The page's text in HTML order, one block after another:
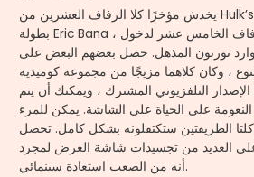
يخدش مؤخرًا كلا الزفاف العشرين من Hulk’s Hulk من Ang Lee من
بطولة Eric Bana ، وحفل الزفاف الخامس عشر لدخول MCU لويس
نورتون المذهل. حصل بعضهم البعض على
، وكان كلاهما مزيجًا من مجموعة كوميدية
التلفزيوني المشترك ، ويمكنك أن يتم
النعومة على الحياة على الشاشة. يمكن للمرء
الطريقتين ستكتقلونه بشكل كامل. تحصل
العديد من تجسيدات شاشة العرض لمجرد
أنه من الصعب استعادة سينمائي.